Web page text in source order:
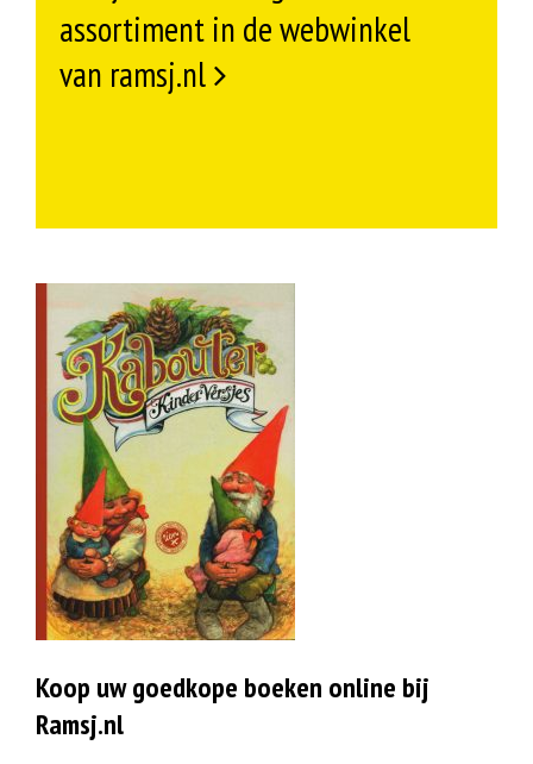
assortiment in de webwinkel
van ramsj.nl
Koop uw goedkope boeken online bij
Ramsj.nl